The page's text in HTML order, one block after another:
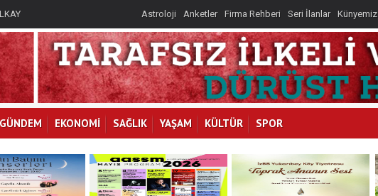
Astroloji Anketler Firma Rehberi Seri İlanlar Künyemiz
GÜNDEM EKONOMİ SAĞLIK YAŞAM KÜLTÜR SPOR